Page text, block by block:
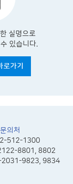
실명으로
있습니다.
가기
의처
512-1300
8801, 8802
2031-9823, 9834